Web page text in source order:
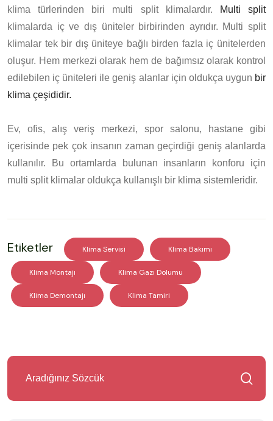
klima türlerinden biri multi split klimalardır.
Multi split
klimalarda iç ve dış üniteler birbirinden ayrıdır. Multi split
klimalar tek bir dış üniteye bağlı birden fazla iç ünitelerden
oluşur. Hem merkezi olarak hem de bağımsız olarak kontrol
edilebilen iç üniteleri ile geniş alanlar için oldukça uygun bir
klima çeşididir.
Ev, ofis, alış veriş merkezi, spor salonu, hastane gibi
içerisinde pek çok insanın zaman geçirdiği geniş alanlarda
kullanılır. Bu ortamlarda bulunan insanların konforu için
multi split klimalar oldukça kullanışlı bir klima sistemleridir.
Etiketler Klima Servisi Klima Bakımı
Klima Montajı Klima Gazı Dolumu
Klima Demontajı Klima Tamiri